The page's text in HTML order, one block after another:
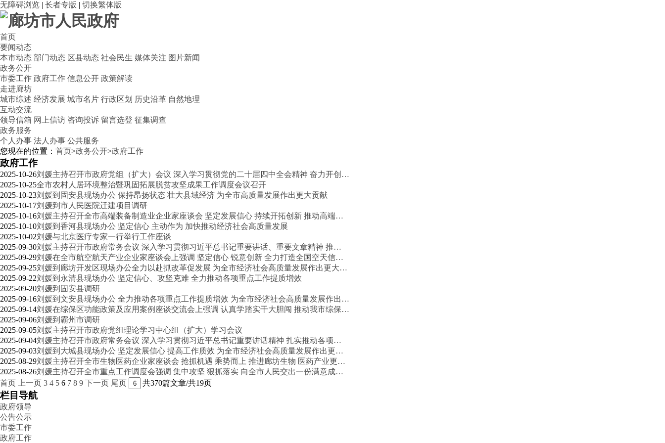
无障碍浏览 | 长者专版 | 切换繁体版
首页
要闻动态
本市动态 部门动态 区县动态 社会民生 媒体关注 图片新闻
政务公开
市委工作 政府工作 信息公开 政策解读
走进廊坊
城市综述 经济发展 城市名片 行政区划 历史沿革 自然地理
互动交流
领导信箱 网上信访 咨询投诉 留言选登 征集调查
政务服务
个人办事 法人办事 公共服务
您现在的位置： 首页>政务公开>政府工作
政府工作
2025-10-26刘媛主持召开市政府党组（扩大）会议 深入学习贯彻党的二十届四中全会精神 奋力开创…
2025-10-25全市农村人居环境整治暨巩固拓展脱贫攻坚成果工作调度会议召开
2025-10-23刘媛到固安县现场办公 保持昂扬状态 壮大县域经济 为全市高质量发展作出更大贡献
2025-10-17刘媛到市人民医院迁建项目调研
2025-10-16刘媛主持召开全市高端装备制造业企业家座谈会 坚定发展信心 持续开拓创新 推动高端…
2025-10-10刘媛到香河县现场办公 坚定信心 主动作为 加快推动经济社会高质量发展
2025-10-02刘媛与北京医疗专家一行举行工作座谈
2025-09-30刘媛主持召开市政府常务会议 深入学习贯彻习近平总书记重要讲话、重要文章精神 推…
2025-09-29刘媛在全市航空航天产业企业家座谈会上强调 坚定信心 锐意创新 全力打造全国空天信…
2025-09-25刘媛到廊坊开发区现场办公全力以赴抓改革促发展 为全市经济社会高质量发展作出更大…
2025-09-22刘媛到永清县现场办公 坚定信心、攻坚克难 全力推动各项重点工作提质增效
2025-09-20刘媛到固安县调研
2025-09-16刘媛到文安县现场办公 全力推动各项重点工作提质增效 为全市经济社会高质量发展作出…
2025-09-14刘媛在综保区功能政策及应用案例座谈交流会上强调 认真学踏实干大胆闯 推动我市综保…
2025-09-06刘媛到霸州市调研
2025-09-05刘媛主持召开市政府党组理论学习中心组（扩大）学习会议
2025-09-04刘媛主持召开市政府常务会议 深入学习贯彻习近平总书记重要讲话精神 扎实推动各项…
2025-09-03刘媛到大城县现场办公 坚定发展信心 提高工作质效 为全市经济社会高质量发展作出更…
2025-08-29刘媛主持召开全市生物医药企业家座谈会 抢抓机遇 乘势而上 推进廊坊生物 医药产业更…
2025-08-26刘媛主持召开全市重点工作调度会强调 集中攻坚 狠抓落实 向全市人民交出一份满意成…
首页
上一页 3 4 5 6 7 8 9 下一页 尾页 共370篇文章/共19页
栏目导航
政府领导
公告公示
市委工作
政府工作